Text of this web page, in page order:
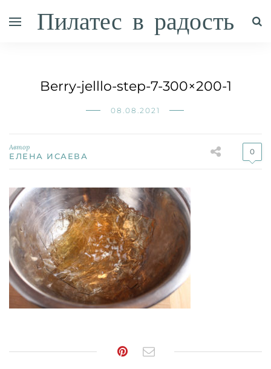
Пилатес в радость
Berry-jelllo-step-7-300×200-1
08.08.2021
Автор
ЕЛЕНА ИСАЕВА 0